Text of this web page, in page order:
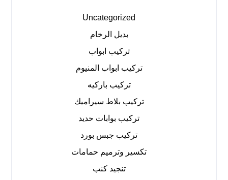
Uncategorized
بديل الرخام
تركيب ابواب
تركيب ابواب المنيوم
تركيب باركيه
تركيب بلاط سيراميك
تركيب بوابات حديد
تركيب جبس بورد
تكسير وترميم حمامات
تنجيد كنب